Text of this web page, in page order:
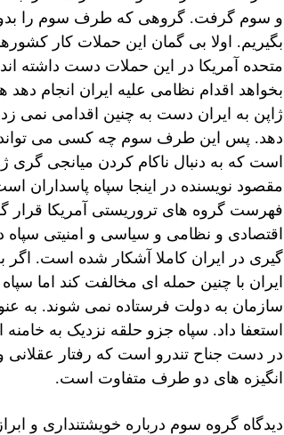
و سوم گرفت. گروهی که طرف سوم را بدون
بگیریم. اولا بی گمان این حملات کار
متحده آمریکا در این حملات دست داشته
بخواهد اقدام نظامی علیه ایران انجام
ژاپن به ایران دست به چنین اقدامی نمی
دهد. پس این طرف سوم چه کسی می تواند
است که به دنبال ناکام کردن میانجی گری
مقصود نویسنده در اینجا سپاه پاسداران
فهرست گروه های تروریستی آمریکا قرار
اقتصادی و نظامی و سیاسی و امنیتی سپاه
گیری در ایران کاملا آشکار شده است.
ایران با چنین حمله ای مخالفت کند اما
سازمان به دولت فرستاده نمی شوند. به
استعفا داد. سپاه جزو حلقه نزدیک به
در دست جناح تندرو است که رفتار عقلانی
انگیزه های دو طرف متفاوت است.
دیدگاه گروه سوم درباره خویشتنداری و